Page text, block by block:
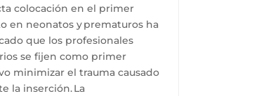
colocación en el primer
en neonatos y prematuros ha
que los profesionales
se fijen como primer
minimizar el trauma causado
la inserción. La